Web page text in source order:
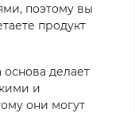
поэтому вы
продукт
делает
и
они могут